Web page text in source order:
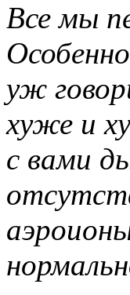
Все мы
уж
хуже и
с вами